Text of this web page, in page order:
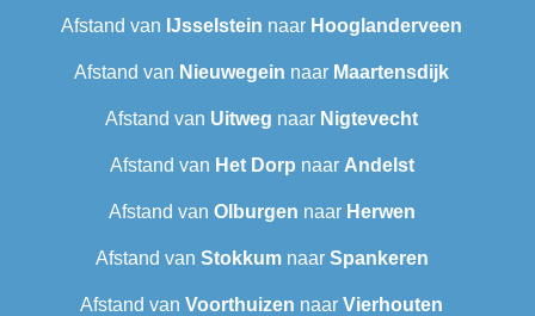
Afstand van IJsselstein naar Hooglanderveen
Afstand van Nieuwegein naar Maartensdijk
Afstand van Uitweg naar Nigtevecht
Afstand van Het Dorp naar Andelst
Afstand van Olburgen naar Herwen
Afstand van Stokkumnaar Spankeren
Afstand van Voorthuizen naar Vierhouten